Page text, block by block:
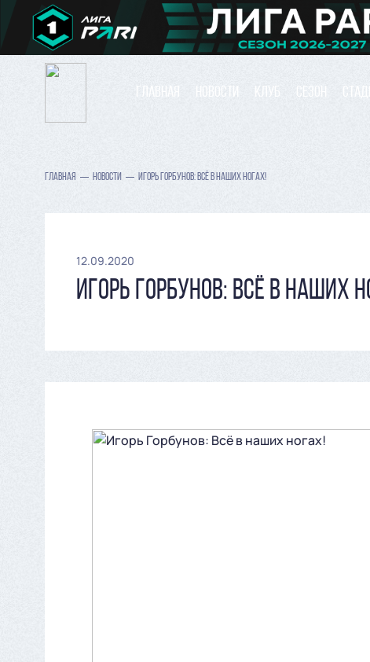
ГЛАВНАЯ НОВОСТИ КЛУБ СЕЗОН
ГЛАВНАЯ НОВОСТИ ИГОРЬ ГОРБУНОВ: ВСЁ В НАШИХ НОГАХ!
12.09.2020
ИГОРЬ ГОРБУНОВ: ВСЁ В НАШИХ